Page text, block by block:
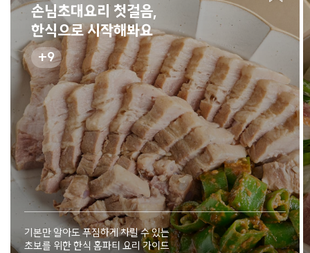
손님초대요리 첫걸음,
한식으로 시작해봐요
9
기본만 알아도 푸짐하게 차릴 수 있는
초보를 위한 한식 홈파티 요리 가이드